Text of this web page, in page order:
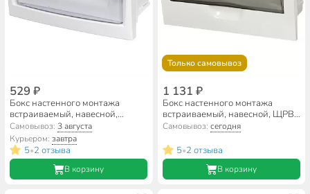
529 ₽
Бокс настенного монтажа
встраиваемый, навесной,
КНС-6Д, пластик, БелТИЗ, 6
модулей, IP20, УТ000002702
Самовывоз: 3 августа
Курьером:завтра
5•2 отзыва
В корзину
Только самовывоз
1 131 ₽
Бокс настенного монтажа
встраиваемый, навесной, ЩРВ-
П, пластик, TDM Electric, 12
модулей, IP40, SQ0902-0004
Самовывоз: сегодня
5•2 отзыва
В корзину